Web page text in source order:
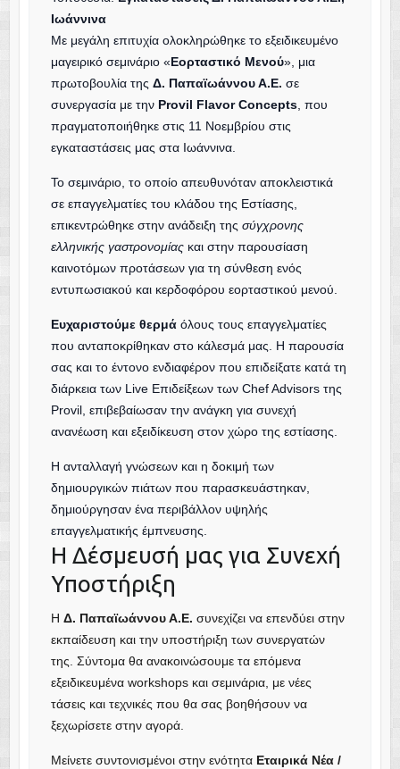
Ιωάννινα
Με μεγάλη επιτυχία ολοκληρώθηκε το εξειδικευμένο
μαγειρικό σεμινάριο «Εορταστικό Μενού», μια
πρωτοβουλία της Δ. Παπαϊωάννου Α.Ε. σε
συνεργασία με την Provil Flavor Concepts, που
πραγματοποιήθηκε στις 11 Νοεμβρίου στις
εγκαταστάσεις μας στα Ιωάννινα.
Το σεμινάριο, το οποίο απευθυνόταν αποκλειστικά
σε επαγγελματίες του κλάδου της Εστίασης,
επικεντρώθηκε στην ανάδειξη της σύγχρονης
ελληνικής γαστρονομίαςκαι στην παρουσίαση
καινοτόμων προτάσεων για τη σύνθεση ενός
εντυπωσιακού και κερδοφόρου εορταστικού μενού.
Ευχαριστούμε θερμάόλους τους επαγγελματίες
που ανταποκρίθηκαν στο κάλεσμά μας. Η παρουσία
σας και το έντονο ενδιαφέρον που επιδείξατε κατά τη
διάρκεια των Live Επιδείξεων των Chef Advisors της
Provil, επιβεβαίωσαν την ανάγκη για συνεχή
ανανέωση και εξειδίκευση στον χώρο της εστίασης.
Η ανταλλαγή γνώσεων και η δοκιμή των
δημιουργικών πιάτων που παρασκευάστηκαν,
δημιούργησαν ένα περιβάλλον υψηλής
επαγγελματικής έμπνευσης.
Η Δέσμευσή μας για Συνεχή
Υποστήριξη
Η Δ. Παπαϊωάννου Α.Ε. συνεχίζει να επενδύει στην
εκπαίδευση και την υποστήριξη των συνεργατών
της. Σύντομα θα ανακοινώσουμε τα επόμενα
εξειδικευμένα workshops και σεμινάρια, με νέες
τάσεις και τεχνικές που θα σας βοηθήσουν να
ξεχωρίσετε στην αγορά.
Μείνετε συντονισμένοι στην ενότητα Εταιρικά Νέα /